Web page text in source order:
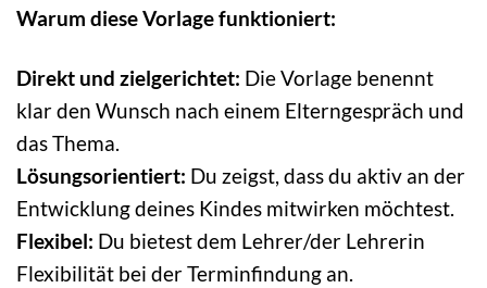
Warum diese Vorlage funktioniert:
Direkt und zielgerichtet: Die Vorlage benennt
klar den Wunsch nach einem Elterngespräch und
das Thema.
Lösungsorientiert: Du zeigst, dass du aktiv an der
Entwicklung deines Kindes mitwirken möchtest.
Flexibel: Du bietest dem Lehrer/der Lehrerin
Flexibilität bei der Terminfindung an.